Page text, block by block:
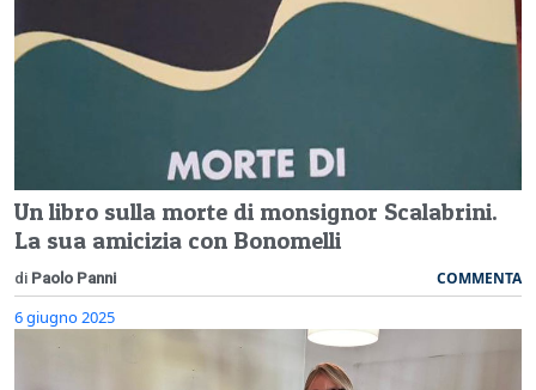
Un libro sulla morte di monsignor Scalabrini.
La sua amicizia con Bonomelli
di Paolo Panni COMMENTA
6 giugno 2025